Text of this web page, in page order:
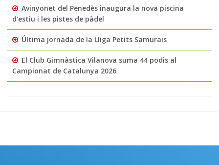
Avinyonet del Penedès inaugura la nova piscina
d’estiu i les pistes de pàdel
Última jornada de la Lliga Petits Samurais
El Club Gimnàstica Vilanova suma 44 podis al
Campionat de Catalunya 2026